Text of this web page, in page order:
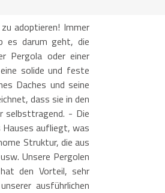
adoptieren! Immer
es darum geht, die
Pergola oder einer
solide und feste
Daches und seine
dass sie in den
selbsttragend. - Die
Hauses aufliegt, was
Struktur, die aus
Unsere Pergolen
den Vorteil, sehr
ausführlichen